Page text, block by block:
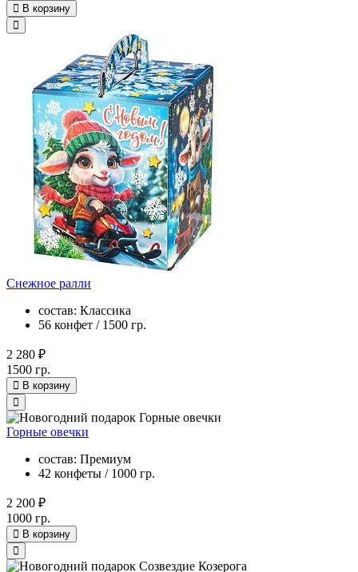
В корзину
Снежное ралли
состав: Классика
56 конфет / 1500 гр.
2 280 ₽
1500 гр.
В корзину
Горные овечки
состав: Премиум
42 конфеты / 1000 гр.
2 200 ₽
1000 гр.
В корзину